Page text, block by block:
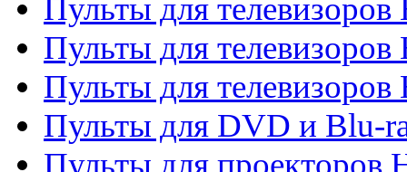
Пульты для телевизоров
Пульты для телевизоров
Пульты для телевизоров
Пульты для DVD и Blu-